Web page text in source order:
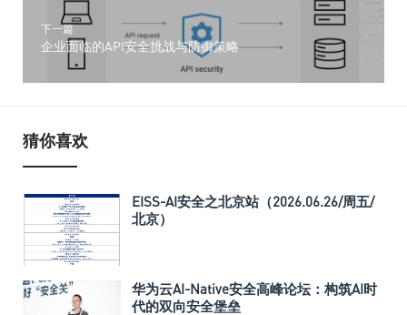
下一篇
企业面临的API安全挑战与防御策略
猜你喜欢
EISS-AI安全之北京站（2026.06.26/周五/
北京）
华为云AI-Native安全高峰论坛：构筑AI时
代的双向安全堡垒